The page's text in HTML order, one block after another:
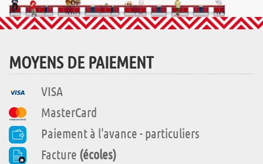
MOYENS DE PAIEMENT
VISA
MasterCard
Paiement à l'avance - particuliers
Facture (écoles)